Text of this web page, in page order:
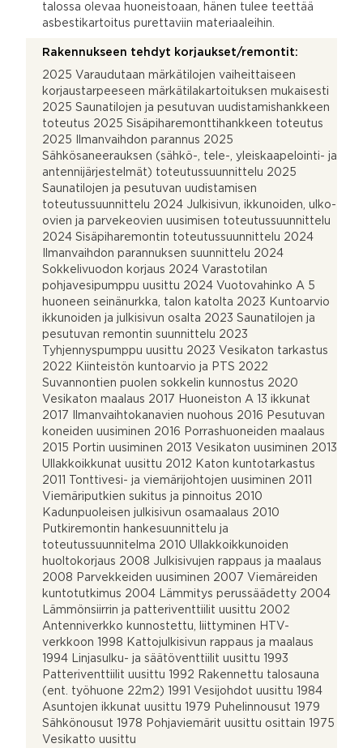
talossa olevaa huoneistoaan, hänen tulee teettää
asbestikartoitus purettaviin materiaaleihin.
Rakennukseen tehdyt korjaukset/remontit:
2025 Varaudutaan märkätilojen vaiheittaiseen
korjaustarpeeseen märkätilakartoituksen mukaisesti
2025 Saunatilojen ja pesutuvan uudistamishankkeen
toteutus 2025 Sisäpiharemonttihankkeen toteutus
2025 Ilmanvaihdon parannus 2025
Sähkösaneerauksen (sähkö-, tele-, yleiskaapelointi- ja
antennijärjestelmät) toteutussuunnittelu 2025
Saunatilojen ja pesutuvan uudistamisen
toteutussuunnittelu 2024 Julkisivun, ikkunoiden, ulko-
ovien ja parvekeovien uusimisen toteutussuunnittelu
2024 Sisäpiharemontin toteutussuunnittelu 2024
Ilmanvaihdon parannuksen suunnittelu 2024
Sokkelivuodon korjaus 2024 Varastotilan
pohjavesipumppu uusittu 2024 Vuotovahinko A 5
huoneen seinänurkka, talon katolta 2023 Kuntoarvio
ikkunoiden ja julkisivun osalta 2023 Saunatilojen ja
pesutuvan remontin suunnittelu 2023
Tyhjennyspumppu uusittu 2023 Vesikaton tarkastus
2022 Kiinteistön kuntoarvio ja PTS 2022
Suvannontien puolen sokkelin kunnostus 2020
Vesikaton maalaus 2017 Huoneiston A 13 ikkunat
2017 Ilmanvaihtokanavien nuohous 2016 Pesutuvan
koneiden uusiminen 2016 Porrashuoneiden maalaus
2015 Portin uusiminen 2013 Vesikaton uusiminen 2013
Ullakkoikkunat uusittu 2012 Katon kuntotarkastus
2011 Tonttivesi- ja viemärijohtojen uusiminen 2011
Viemäriputkien sukitus ja pinnoitus 2010
Kadunpuoleisen julkisivun osamaalaus 2010
Putkiremontin hankesuunnittelu ja
toteutussuunnitelma 2010 Ullakkoikkunoiden
huoltokorjaus 2008 Julkisivujen rappaus ja maalaus
2008 Parvekkeiden uusiminen 2007 Viemäreiden
kuntotutkimus 2004 Lämmitys perussäädetty 2004
Lämmönsiirrin ja patteriventtiilit uusittu 2002
Antenniverkko kunnostettu, liittyminen HTV-
verkkoon 1998 Kattojulkisivun rappaus ja maalaus
1994 Linjasulku- ja säätöventtiilit uusittu 1993
Patteriventtiilit uusittu 1992 Rakennettu talosauna
(ent. työhuone 22m2) 1991 Vesijohdot uusittu 1984
Asuntojen ikkunat uusittu 1979 Puhelinnousut 1979
Sähkönousut 1978 Pohjaviemärit uusittu osittain 1975
Vesikatto uusittu